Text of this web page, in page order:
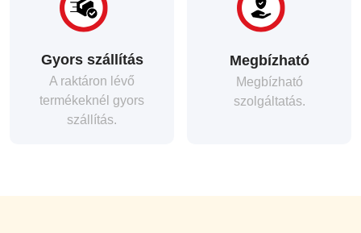
Gyors szállítás
A raktáron lévő
termékeknél gyors
szállítás.
Megbízható
Megbízható
szolgáltatás.